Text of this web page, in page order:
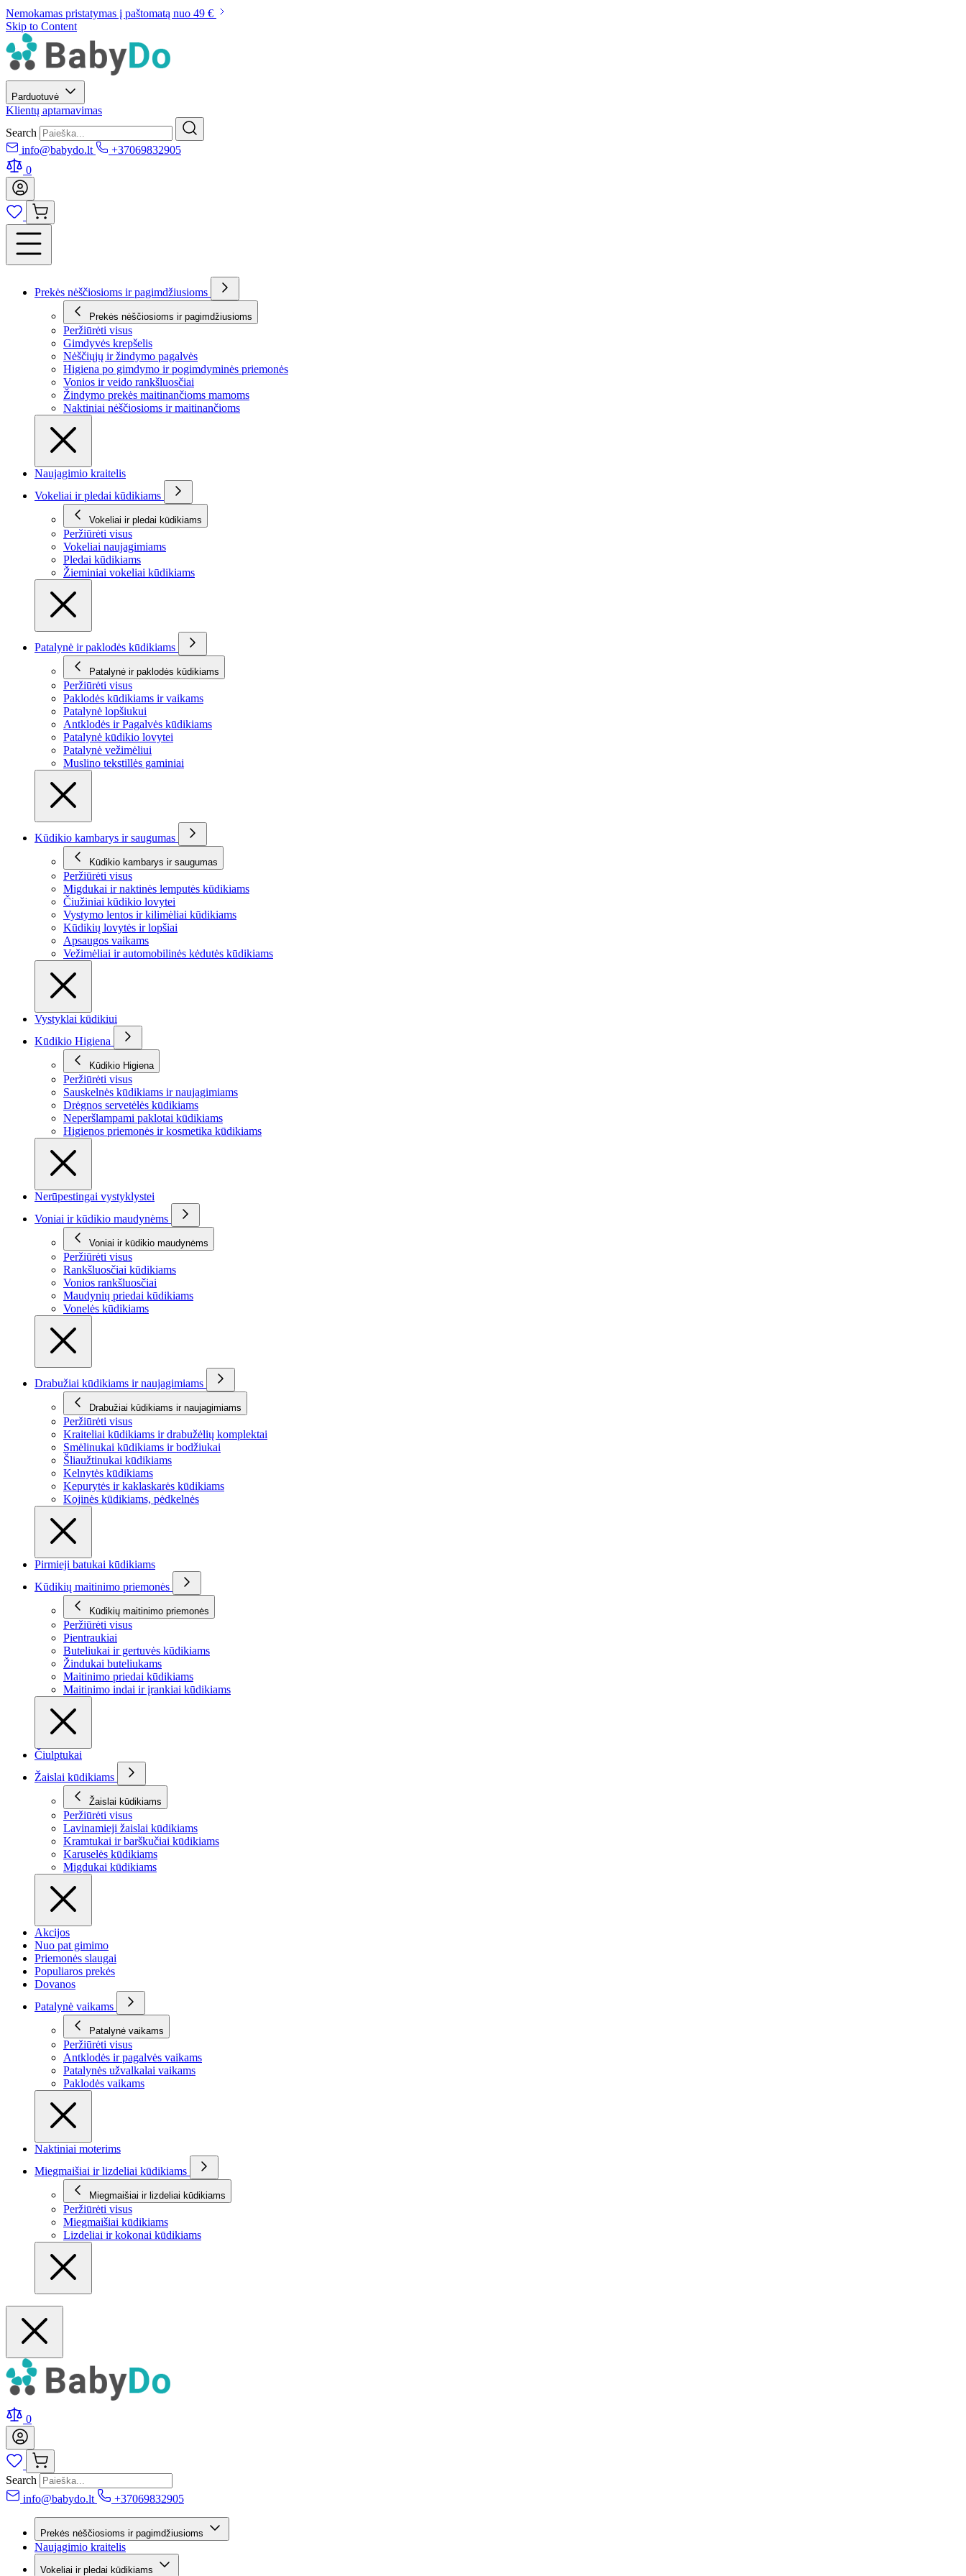
Nemokamas pristatymas į paštomatą nuo 49 €
Skip to Content
Parduotuvė
Klientų aptarnavimas
Search
info@babydo.lt
+37069832905
0
Prekės nėščiosioms ir pagimdžiusioms
Prekės nėščiosioms ir pagimdžiusioms
Peržiūrėti visus
Gimdyvės krepšelis
Nėščiųjų ir žindymo pagalvės
Higiena po gimdymo ir pogimdyminės priemonės
Vonios ir veido rankšluosčiai
Žindymo prekės maitinančioms mamoms
Naktiniai nėščiosioms ir maitinančioms
Naujagimio kraitelis
Vokeliai ir pledai kūdikiams
Vokeliai ir pledai kūdikiams
Peržiūrėti visus
Vokeliai naujagimiams
Pledai kūdikiams
Žieminiai vokeliai kūdikiams
Patalynė ir paklodės kūdikiams
Patalynė ir paklodės kūdikiams
Peržiūrėti visus
Paklodės kūdikiams ir vaikams
Patalynė lopšiukui
Antklodės ir Pagalvės kūdikiams
Patalynė kūdikio lovytei
Patalynė vežimėliui
Muslino tekstillės gaminiai
Kūdikio kambarys ir saugumas
Kūdikio kambarys ir saugumas
Peržiūrėti visus
Migdukai ir naktinės lemputės kūdikiams
Čiužiniai kūdikio lovytei
Vystymo lentos ir kilimėliai kūdikiams
Kūdikių lovytės ir lopšiai
Apsaugos vaikams
Vežimėliai ir automobilinės kėdutės kūdikiams
Vystyklai kūdikiui
Kūdikio Higiena
Kūdikio Higiena
Peržiūrėti visus
Sauskelnės kūdikiams ir naujagimiams
Drėgnos servetėlės kūdikiams
Neperšlampami paklotai kūdikiams
Higienos priemonės ir kosmetika kūdikiams
Nerūpestingai vystyklystei
Voniai ir kūdikio maudynėms
Voniai ir kūdikio maudynėms
Peržiūrėti visus
Rankšluosčiai kūdikiams
Vonios rankšluosčiai
Maudynių priedai kūdikiams
Vonelės kūdikiams
Drabužiai kūdikiams ir naujagimiams
Drabužiai kūdikiams ir naujagimiams
Peržiūrėti visus
Kraiteliai kūdikiams ir drabužėlių komplektai
Smėlinukai kūdikiams ir bodžiukai
Šliaužtinukai kūdikiams
Kelnytės kūdikiams
Kepurytės ir kaklaskarės kūdikiams
Kojinės kūdikiams, pėdkelnės
Pirmieji batukai kūdikiams
Kūdikių maitinimo priemonės
Kūdikių maitinimo priemonės
Peržiūrėti visus
Pientraukiai
Buteliukai ir gertuvės kūdikiams
Žindukai buteliukams
Maitinimo priedai kūdikiams
Maitinimo indai ir įrankiai kūdikiams
Čiulptukai
Žaislai kūdikiams
Žaislai kūdikiams
Peržiūrėti visus
Lavinamieji žaislai kūdikiams
Kramtukai ir barškučiai kūdikiams
Karuselės kūdikiams
Migdukai kūdikiams
Akcijos
Nuo pat gimimo
Priemonės slaugai
Populiaros prekės
Dovanos
Patalynė vaikams
Patalynė vaikams
Peržiūrėti visus
Antklodės ir pagalvės vaikams
Patalynės užvalkalai vaikams
Paklodės vaikams
Naktiniai moterims
Miegmaišiai ir lizdeliai kūdikiams
Miegmaišiai ir lizdeliai kūdikiams
Peržiūrėti visus
Miegmaišiai kūdikiams
Lizdeliai ir kokonai kūdikiams
0
Search
info@babydo.lt
+37069832905
Prekės nėščiosioms ir pagimdžiusioms
Naujagimio kraitelis
Vokeliai ir pledai kūdikiams